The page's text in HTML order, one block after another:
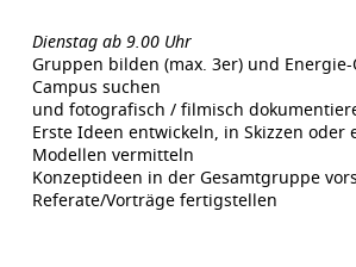
Dienstag ab 9.00 Uhr
Gruppen bilden (max. 3er) und
Campus suchen
und fotografisch / filmisch
Erste Ideen entwickeln, in Skizzen oder
Modellen vermitteln
Konzeptideen in der Gesamtgruppe
Referate/Vorträge fertigstellen